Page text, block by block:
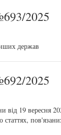
2025
держав
2025
від 19 вересня